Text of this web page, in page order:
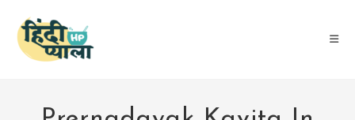
content